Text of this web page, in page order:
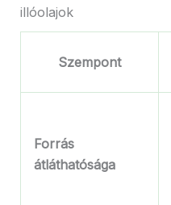
illóolajok
Szempont
Forrás
átláthatósága